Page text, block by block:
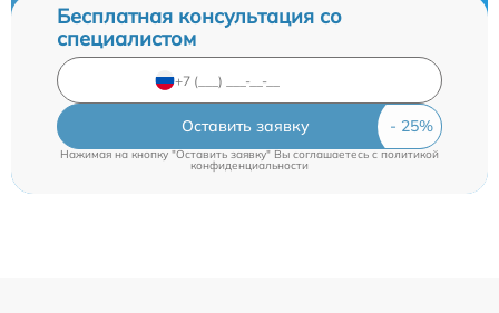
Бесплатная консультация со
специалистом
Оставить заявку
Нажимая на кнопку "Оставить заявку" Вы соглашаетесь c политикой
конфиденциальности